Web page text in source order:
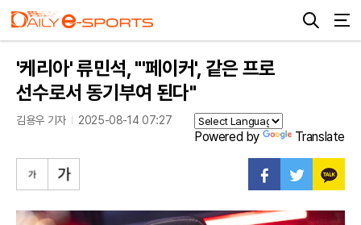
'케리아' 류민석, "'페이커', 같은 프로
선수로서 동기부여 된다"
김용우 기자 2025-08-14 07:27
Powered by Translate